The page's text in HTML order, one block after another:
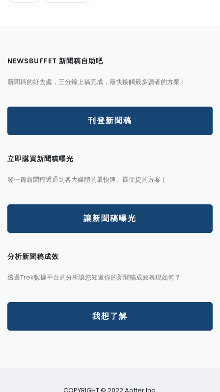
NEWSBUFFET 新聞稿自助吧
新聞稿的好去處，三分鐘上稿完成，最快接觸最多讀者的方案！
刊登新聞稿
立即購買新聞稿曝光
發一篇新聞稿透通到各大媒體的最快速、最便捷的方案！
讓新聞稿曝光
分析新聞稿成效
透過Trek數據平台的分析讓您知道你的新聞稿成效表現如何？
我想了解
COPYRIGHT © 2022 Aotter Inc.